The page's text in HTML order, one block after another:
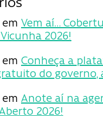
em Vem aí…
2026!
em Conheça a
do governo,
em Anote aí na
2026!